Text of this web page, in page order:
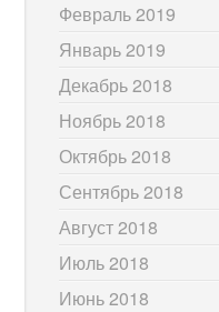
Февраль 2019
Январь 2019
Декабрь 2018
Ноябрь 2018
Октябрь 2018
Сентябрь 2018
Август 2018
Июль 2018
Июнь 2018